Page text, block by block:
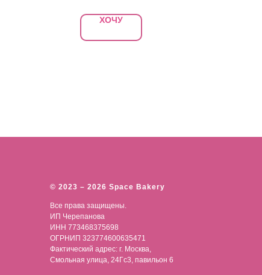
ХОЧУ
© 2023 – 2026 Space Bakery
Все права защищены.
ИП Черепанова
ИНН 773468375698
ОГРНИП 323774600635471
Фактический адрес: г. Москва,
Смольная улица, 24Гс3, павильон 6